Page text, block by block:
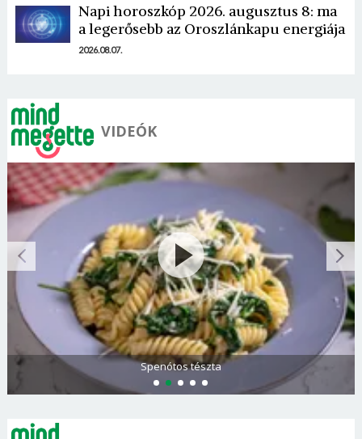
Napi horoszkóp 2026. augusztus 8: ma
a legerősebb az Oroszlánkapu energiája
2026.08.07.
VIDEÓK
Olasz és görög paradicsomsaláta
Jelszó